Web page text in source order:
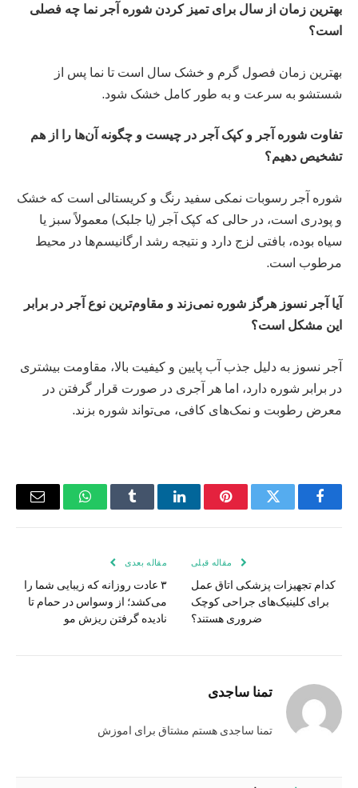
بهترین زمان از سال برای تمیز کردن شوره آجر نما چه فصلی
است؟
بهترین زمان فصول گرم و خشک سال است تا نما پس از
شستشو به سرعت و به طور کامل خشک شود.
تفاوت شوره آجر و کپک آجر در چیست و چگونه آن‌ها را از هم
تشخیص دهیم؟
شوره آجر رسوبات نمکی سفید رنگ و کریستالی است که خشک
و پودری است، در حالی که کپک آجر (یا جلبک) معمولاً سبز یا
سیاه بوده، بافتی لزج دارد و نتیجه رشد ارگانیسم‌ها در محیط
مرطوب است.
آیا آجر نسوز هرگز شوره نمی‌زند و مقاوم‌ترین نوع آجر در برابر
این مشکل است؟
آجر نسوز به دلیل جذب آب پایین و کیفیت بالا، مقاومت بیشتری
در برابر شوره دارد، اما هر آجری در صورت قرار گرفتن در
معرض رطوبت و نمک‌های کافی، می‌تواند شوره بزند.
فیس
توییتر پینترستلینکدین Tumblr واتس
ایمیل
مقاله قبلی
کدام تجهیزات پزشکی اتاق عمل
برای کلینیک‌های جراحی کوچک
ضروری هستند؟
مقاله بعدی
۳ عادت روزانه که زیبایی شما را
می‌کشد؛ از وسواس در حمام تا
نادیده گرفتن ریزش مو
تمنا ساجدی
تمنا ساجدی هستم مشتاق برای اموزش